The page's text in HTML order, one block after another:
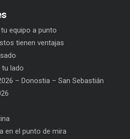
equipo a punto
tienen ventajas
tu lado
– Donostia – San Sebastián
en el punto de mira